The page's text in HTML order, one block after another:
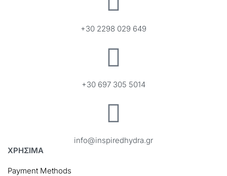
+30 2298 029 649
+30 697 305 5014
info@inspiredhydra.gr
ΧΡΗΣΙΜΑ
Payment Methods